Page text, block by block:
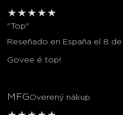
★ ★ ★ ★ ★
"Top"
Reseñado en España el 8
Govee é top!
MFGOverený nákup